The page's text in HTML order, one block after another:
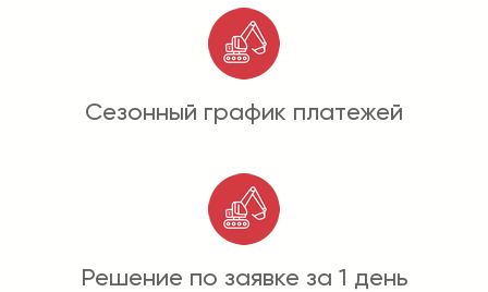
Сезонный график платежей
Решение по заявке за 1 день